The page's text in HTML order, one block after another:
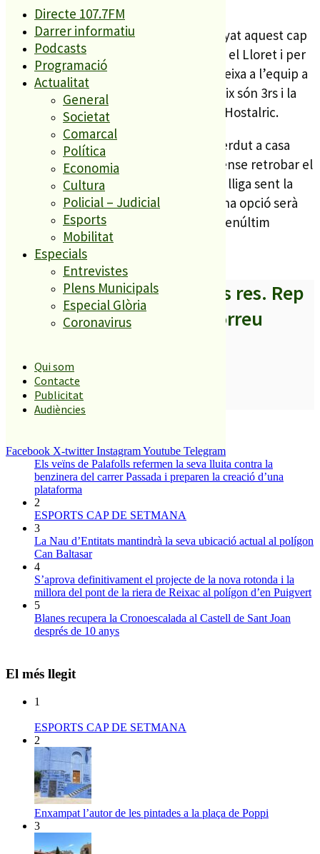
Directe 107.7FM
Darrer informatiu
Podcasts
Programació
Actualitat
General
Societat
Comarcal
Política
Economia
Cultura
Policial – Judicial
Esports
Mobilitat
Especials
Entrevistes
Plens Municipals
Especial Glòria
Coronavirus
Qui som
Contacte
Publicitat
Audiències
Facebook X-twitter InstagramYoutube Telegram
El cadet masculí és l’únic que ha guanyat aquest cap
de setmana el seu partit. Va ser contra el Lloret i per
79 punts de diferència; 105 a 26. Això deixa a l’equip a
la part alta de la classificació. Ara mateix són 3rs i la
setmana que ve jugaran a la pista de l’Hostalric.
El cadet femení, per la seva part ha perdut a casa
contra el Fornells, 37 a 81 i continua sense retrobar el
bon estat amb el que van començar la lliga sent la
revelació del club palafollenc. Una bona opció serà
aquesta setmana contra el Bescanó, penúltim
classificat.
A partir d’ara no et perdis res. Rep
els titulars al teu correu
SUBSCRIURE’M
1
Els veïns de Palafolls refermen la seva lluita contra la
benzinera del carrer Passada i preparen la creació d’una
plataforma
2
ESPORTS CAP DE SETMANA
3
La Nau d’Entitats mantindrà la seva ubicació actual al polígon
Can Baltasar
4
S’aprova definitivament el projecte de la nova rotonda i la
millora del pont de la riera de Reixac al polígon d’en Puigvert
5
Blanes recupera la Cronoescalada al Castell de Sant Joan
després de 10 anys
El més llegit
1
ESPORTS CAP DE SETMANA
2
Enxampat l’autor de les pintades a la plaça de Poppi
3